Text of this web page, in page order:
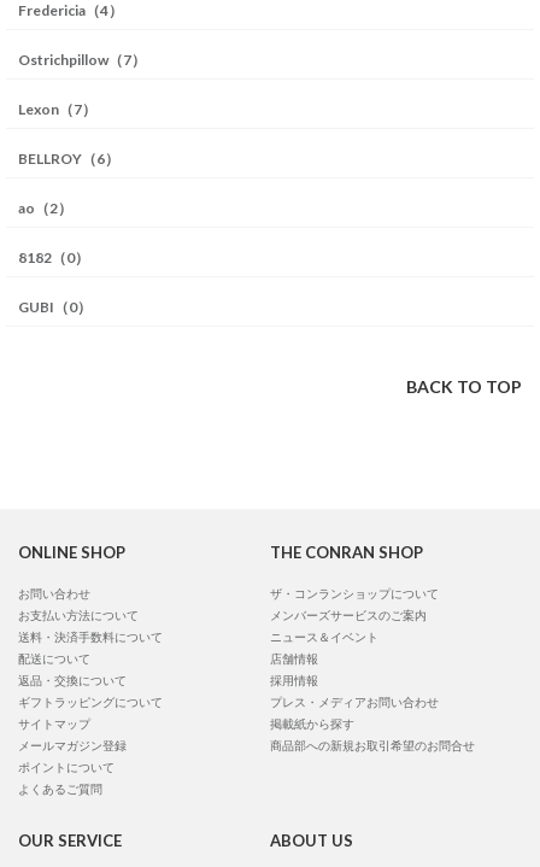
Fredericia（4）
Ostrichpillow（7）
Lexon（7）
BELLROY（6）
ao（2）
8182（0）
GUBI（0）
BACK TO TOP
ONLINE SHOP
お問い合わせ
お支払い方法について
送料・決済手数料について
配送について
返品・交換について
ギフトラッピングについて
サイトマップ
メールマガジン登録
ポイントについて
よくあるご質問
THE CONRAN SHOP
ザ・コンランショップについて
メンバーズサービスのご案内
ニュース＆イベント
店舗情報
採用情報
プレス・メディアお問い合わせ
掲載紙から探す
商品部への新規お取引希望のお問合せ
OUR SERVICE ABOUT US